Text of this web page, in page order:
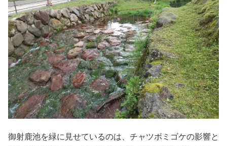
御射鹿池を緑に見せているのは、チャツボミゴケの影響と